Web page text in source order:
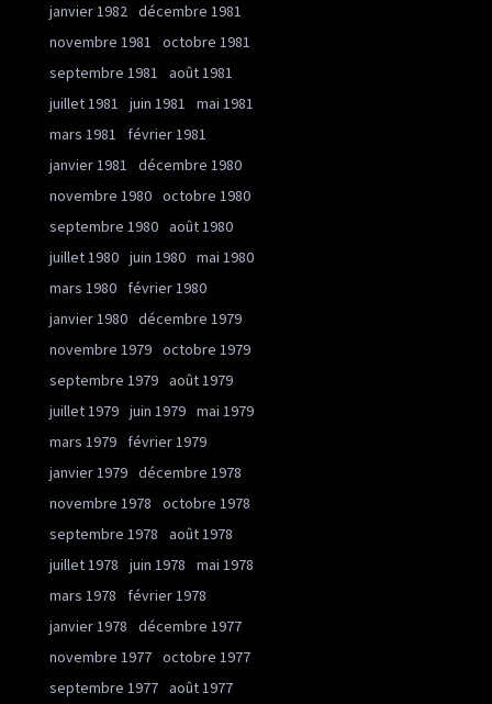
janvier 1982 décembre 1981
novembre 1981
octobre 1981
septembre 1981
août 1981
juillet 1981
juin 1981
mai 1981
mars 1981
février 1981
janvier 1981
décembre 1980
novembre 1980 octobre 1980
septembre 1980 août 1980
juillet 1980 juin 1980 mai 1980
mars 1980
février 1980
janvier 1980 décembre 1979
novembre 1979 octobre 1979
septembre 1979 août 1979
juillet 1979 juin 1979 mai 1979
mars 1979
février 1979
janvier 1979 décembre 1978
novembre 1978
octobre 1978
septembre 1978
août 1978
juillet 1978
juin 1978
mai 1978
mars 1978
février 1978
janvier 1978
décembre 1977
novembre 1977 octobre 1977
septembre 1977 août 1977